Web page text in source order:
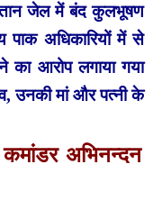
जेल में बंद कुलभूषण
अधिकारियों में से
का आरोप लगाया गया
उनकी मां और पत्नी के
कमांडर अभिनन्दन